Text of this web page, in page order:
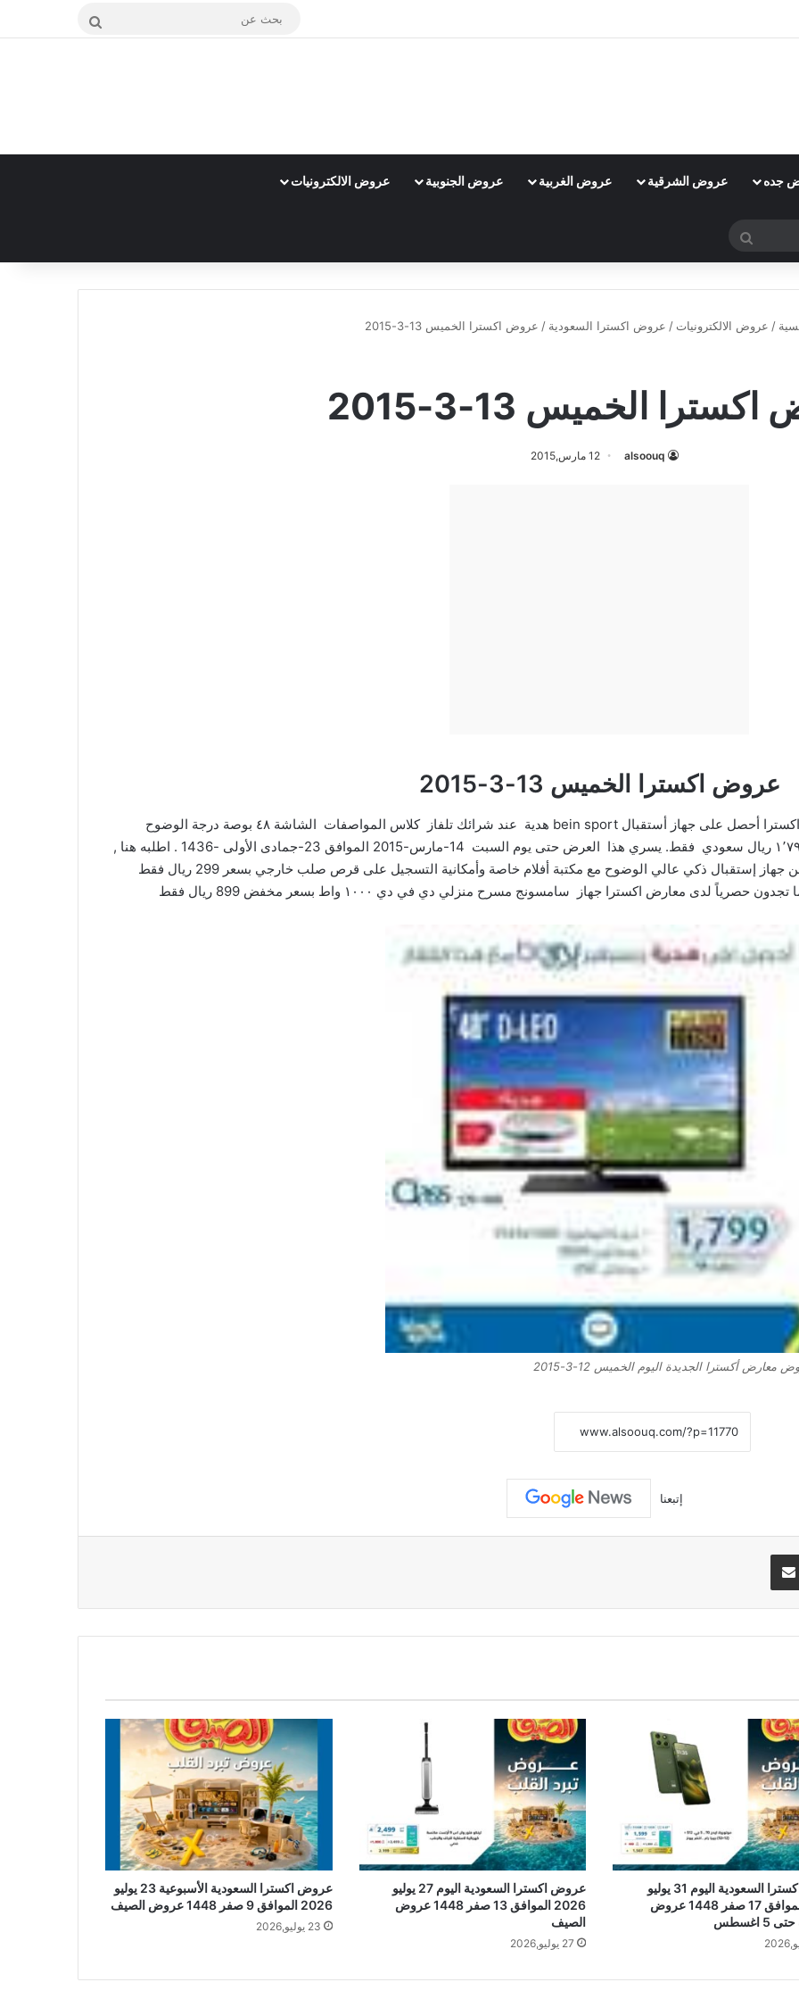
بحث
جده عروض الشرقية عروض الغربية عروض الجنوبية عروض الالكترونيات
بحث
/ عروض الالكترونيات / عروض اكسترا السعودية / عروض اكسترا الخميس 13-3-2015
الخميس 13-3-2015
alsoouq 12 مارس,2015
عروض اكسترا الخميس 13-3-2015
اكسترا أحصل على جهاز أستقبال bein sport هدية عند شرائك تلفاز كلاس المواصفات الشاشة ٤٨ بوصة درجة الوضوح
1080*1920 مدخلين HDMI مدخل USB واحد بسعر ١٬٧٩٩ ريال سعودي فقط. يسري هذا العرض حتى يوم السبت 14-مارس-2015 الموافق 23-جمادى الأولى -1436 . اطلبه هنا ,
جهاز إستقبال ذكي عالي الوضوح مع مكتبة أفلام خاصة وأمكانية التسجيل على قرص صلب خارجي بسعر 299 ريال فقط
معارض اكسترا‬ جهاز سامسونج مسرح منزلي دي في دي ١٠٠٠ واط بسعر مخفض 899 ريال فقط
معارض أكسترا الجديدة اليوم الخميس 12-3-2015
إتبعنا
مشاركة عبر البريد
عروض اكسترا السعودية اليوم 31 يوليو
2026 الموافق 17 صفر 1448 عروض
اغسطس
عروض اكسترا السعودية اليوم 27 يوليو
2026 الموافق 13 صفر 1448 عروض
الصيف
27 يوليو,2026
عروض اكسترا السعودية الأسبوعية 23 يوليو
2026 الموافق 9 صفر 1448 عروض الصيف
23 يوليو,2026